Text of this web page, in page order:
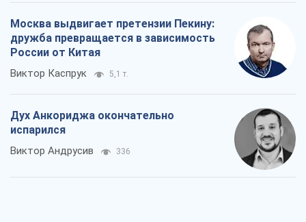
Москва выдвигает претензии Пекину:
дружба превращается в зависимость
России от Китая
Виктор Каспрук 5,1 т.
Дух Анкориджа окончательно
испарился
Виктор Андрусив 336